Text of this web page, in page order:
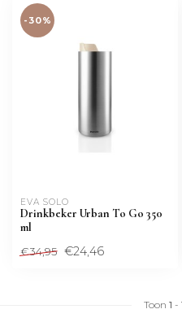
-30%
EVA SOLO
Drinkbeker Urban To Go 350
ml
€34,95 €24,46
Toon 1 -